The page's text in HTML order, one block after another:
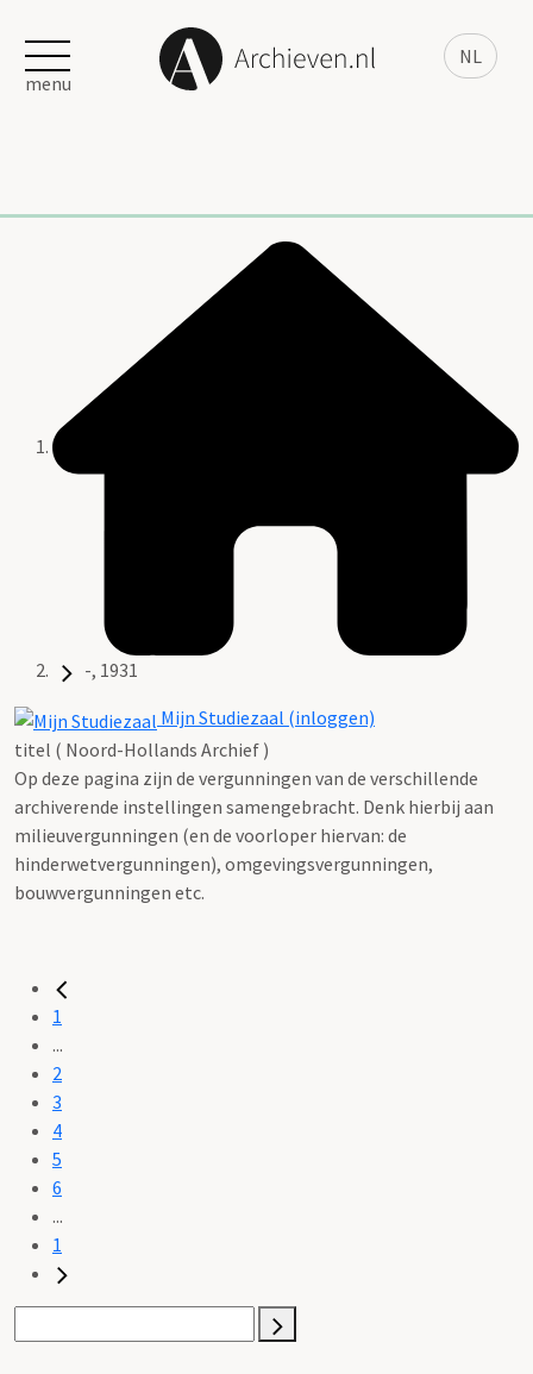
NL
menu
-, 1931
Mijn Studiezaal (inloggen)
titel ( Noord-Hollands Archief )
Op deze pagina zijn de vergunningen van de verschillende
archiverende instellingen samengebracht. Denk hierbij aan
milieuvergunningen (en de voorloper hiervan: de
hinderwetvergunningen), omgevingsvergunningen,
bouwvergunningen etc.
1
...
2
3
4
5
6
...
1